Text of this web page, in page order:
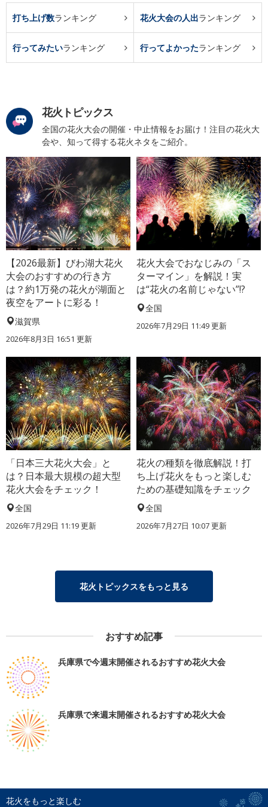
打ち上げ数ランキング 花火大会の人出ランキング
行ってみたいランキング 行ってよかったランキング
花火トピックス
全国の花火大会の開催・中止情報をお届け！注目の花火大
会や、知って得する花火ネタをご紹介。
【2026最新】びわ湖大花火
大会のおすすめの行き方
は？約1万発の花火が湖面と
夜空をアートに彩る！
滋賀県
2026年8月3日 16:51 更新
花火大会でおなじみの「ス
ターマイン」を解説！実
は“花火の名前じゃない”!?
全国
2026年7月29日 11:49 更新
「日本三大花火大会」と
は？日本最大規模の超大型
花火大会をチェック！
全国
2026年7月29日 11:19 更新
花火の種類を徹底解説！打
ち上げ花火をもっと楽しむ
ための基礎知識をチェック
全国
2026年7月27日 10:07 更新
花火トピックスをもっと見る
おすすめ記事
兵庫県で今週末開催されるおすすめ花火大会
兵庫県で来週末開催されるおすすめ花火大会
花火をもっと楽しむ